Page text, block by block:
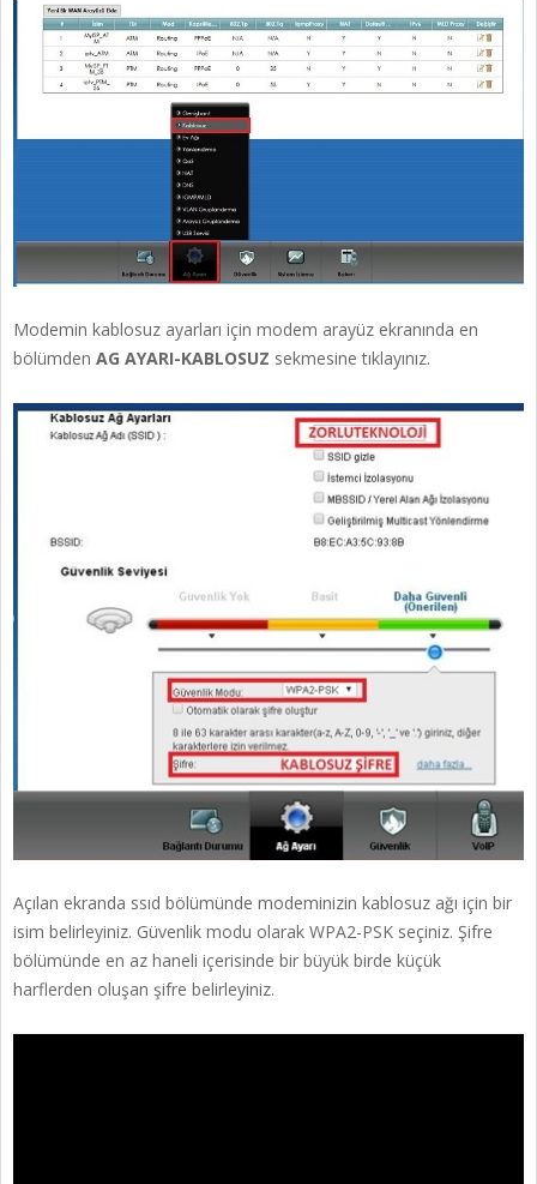
Modemin kablosuz ayarları için modem arayüz ekranında en
bölümden AG AYARI-KABLOSUZ sekmesine tıklayınız.
Açılan ekranda ssıd bölümünde modeminizin kablosuz ağı için bir
isim belirleyiniz. Güvenlik modu olarak WPA2-PSK seçiniz. Şifre
bölümünde en az haneli içerisinde bir büyük birde küçük
harflerden oluşan şifre belirleyiniz.